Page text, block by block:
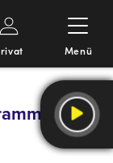
Menü
2024